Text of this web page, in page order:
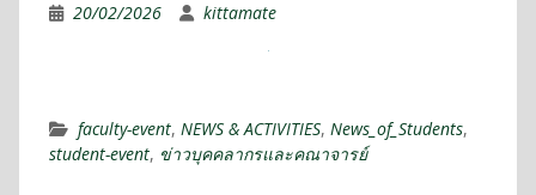
20/02/2026 kittamate
faculty-event, NEWS & ACTIVITIES, News_of_Students,
student-event, ข่าวบุคคลากรและคณาจารย์